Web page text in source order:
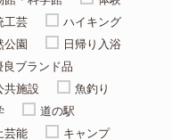
工芸
ハイキング
公園
日帰り入浴
良ブランド品
共施設
魚釣り
道の駅
芸能
キャンプ